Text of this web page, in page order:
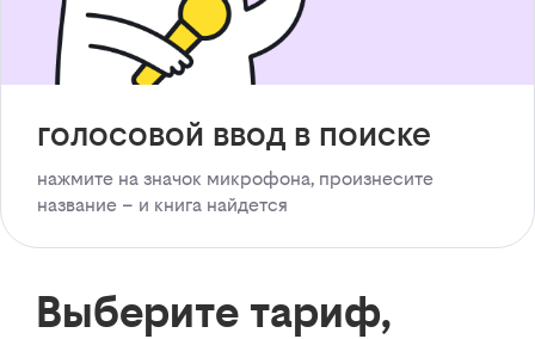
голосовой ввод в поиске
нажмите на значок микрофона, произнесите
название – и книга найдется
Выберите тариф,